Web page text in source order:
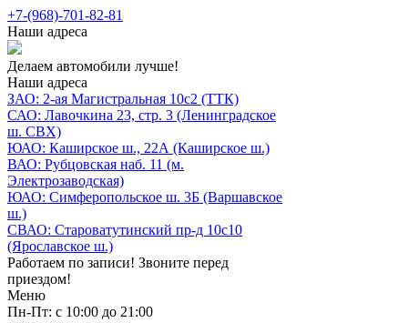
+7-(968)-701-82-81
Наши адреса
Делаем автомобили лучше!
Наши адреса
ЗАО: 2-ая Магистральная 10с2 (ТТК)
САО: Лавочкина 23, стр. 3 (Ленинградское
ш. СВХ)
ЮАО: Каширское ш., 22А (Каширское ш.)
ВАО: Рубцовская наб. 11 (м.
Электрозаводская)
ЮАО: Симферопольское ш. 3Б (Варшавское
ш.)
СВАО: Староватутинский пр-д 10с10
(Ярославское ш.)
Работаем по записи! Звоните перед
приездом!
Меню
Пн-Пт: с 10:00 до 21:00